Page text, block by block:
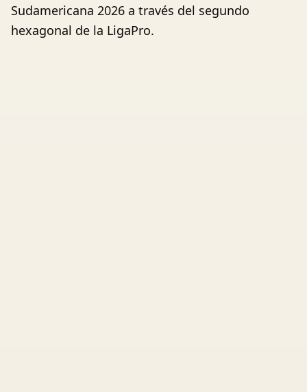
Sudamericana 2026 a través del segundo
hexagonal de la LigaPro.